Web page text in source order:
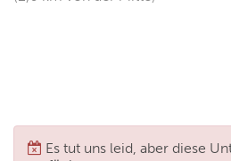
Es tut uns leid, aber diese